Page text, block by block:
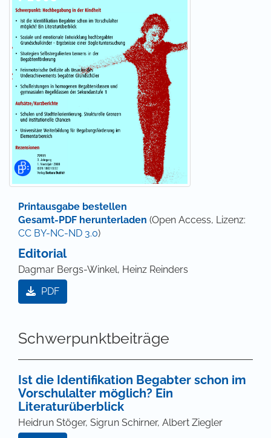
Printausgabe bestellen
Gesamt-PDF herunterladen (Open Access, Lizenz:
CC BY-NC-ND 3.0)
Editorial
Dagmar Bergs-Winkel, Heinz Reinders
PDF
Schwerpunktbeiträge
Ist die Identifikation Begabter schon im
Vorschulalter möglich? Ein
Literaturüberblick
Heidrun Stöger, Sigrun Schirner, Albert Ziegler